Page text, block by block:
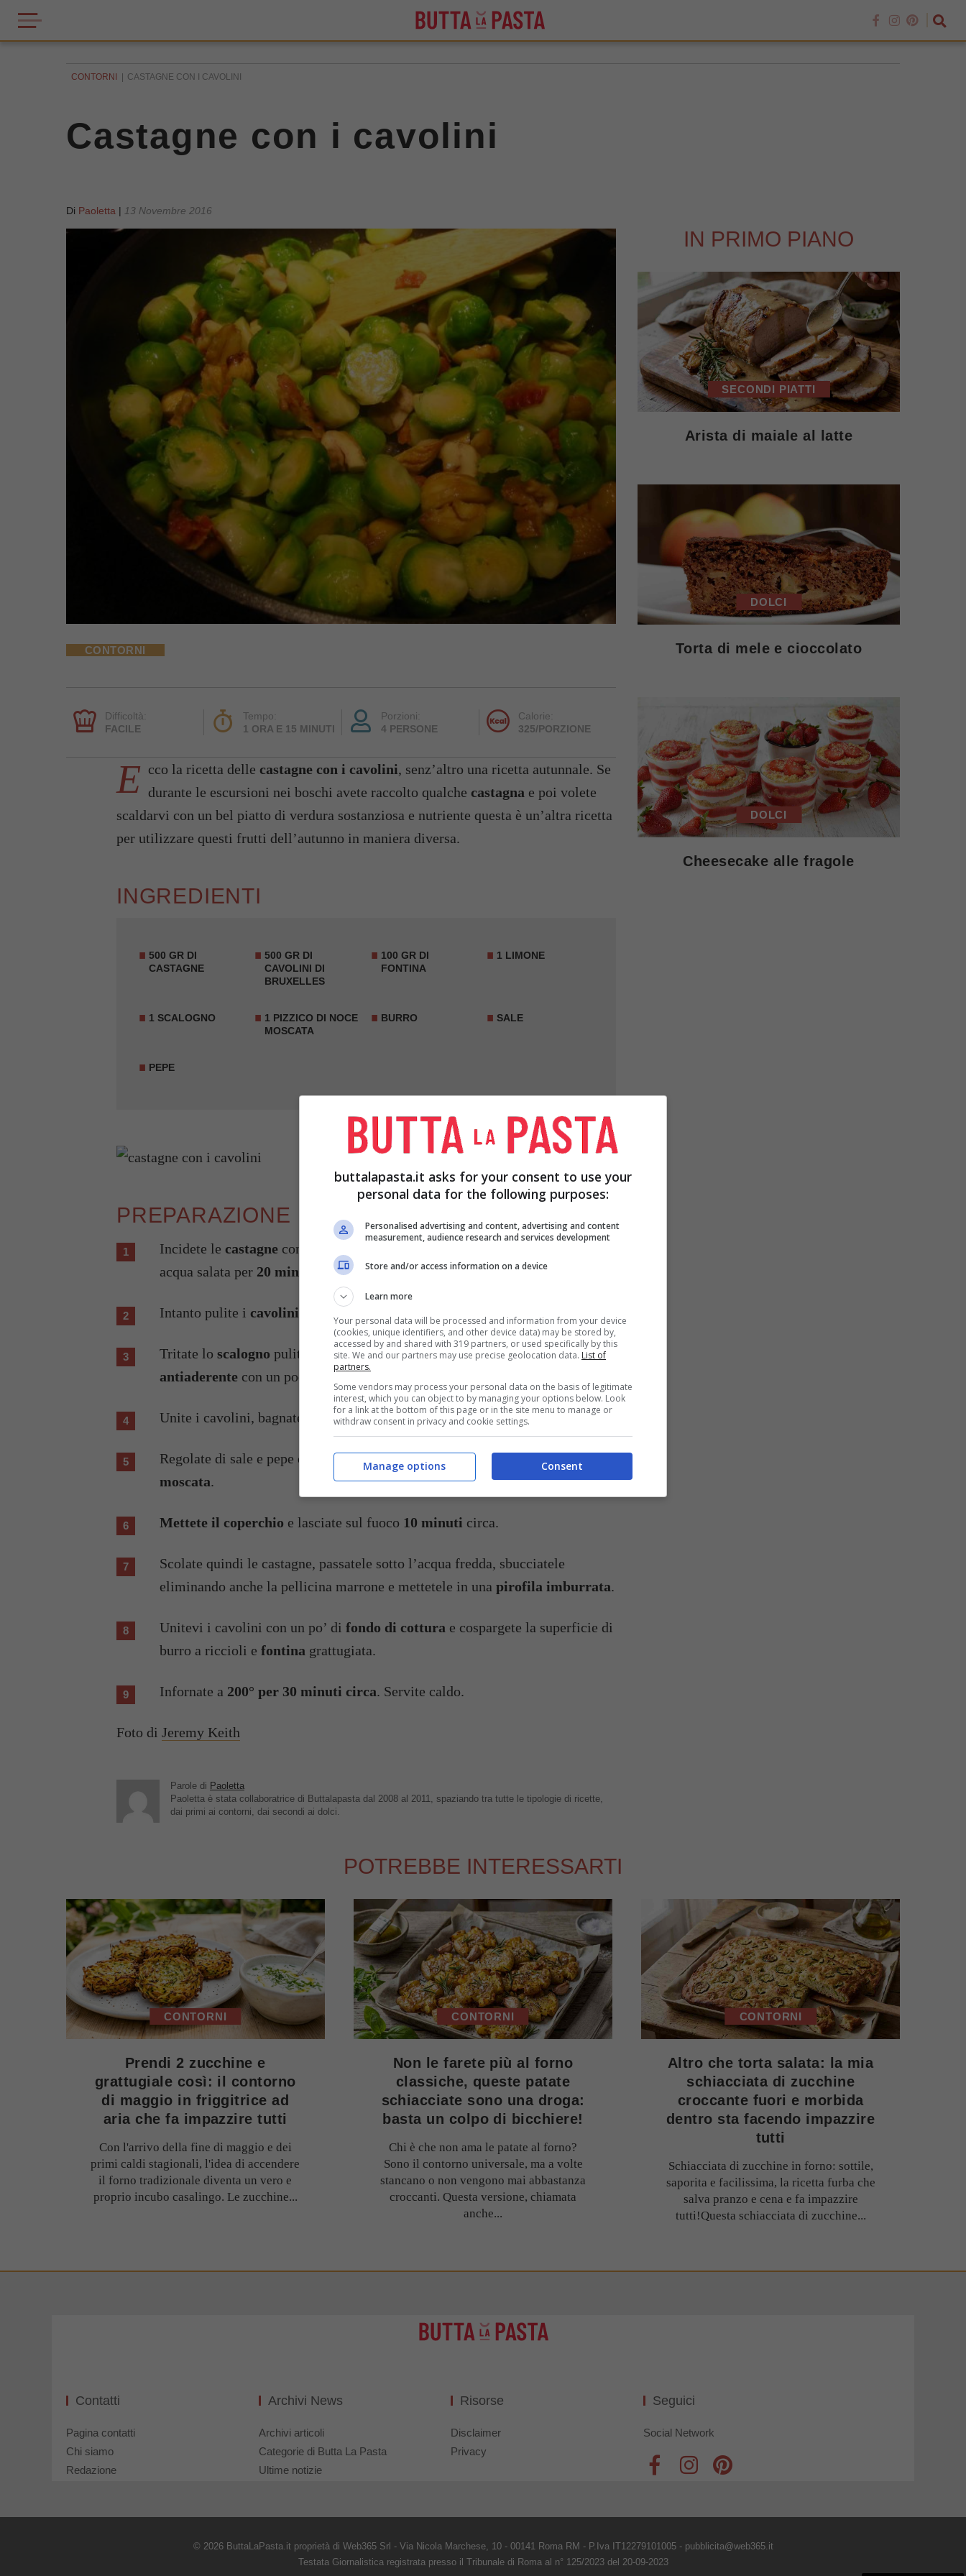
CONTORNI CASTAGNE CON I CAVOLINI
Castagne con i cavolini
Di Paoletta | 13 Novembre 2016
CONTORNI
Difficoltà:
FACILE
Tempo:
1 ORA E 15 MINUTI
Porzioni:
4 PERSONE
Calorie:
325/PORZIONE
E cco la ricetta delle castagne con i cavolini, senz’altro una ricetta autunnale. Se
durante le escursioni nei boschi avete raccolto qualche castagna e poi volete
scaldarvi con un bel piatto di verdura sostanziosa e nutriente questa è un’altra ricetta
per utilizzare questi frutti dell’autunno in maniera diversa.
INGREDIENTI
500 GR DI
CASTAGNE
500 GR DI
CAVOLINI DI
BRUXELLES
100 GR DI
FONTINA
1 LIMONE
1 SCALOGNO
1 PIZZICO DI NOCE
MOSCATA
BURRO SALE
PEPE
PREPARAZIONE
Incidete le castagne con un coltellino o con
acqua salata per 20 minuti
Intanto pulite i cavolini
Tritate lo scalogno pulito e mettetelo ad appassire in unapentola
antiaderente con un poco di burro.
Unite i cavolini, bagnate con il succo dilimonee mezzo bicchiere di acqua.
Regolate di sale e pepe e aromatizzatecon una spolverizzata di
moscata.
Mettete il coperchio e lasciate sul fuoco 10 minuti circa.
Scolate quindi le castagne, passatele sotto l’acqua fredda, sbucciatele
eliminando anche la pellicina marrone e mettetele in una pirofila imburrata.
Unitevi i cavolini con un po’ di fondo di cottura e cospargete la superficie di
burro a riccioli e fontina grattugiata.
Infornate a 200° per 30 minuti circa. Servite caldo.
Foto di Jeremy Keith
Parole di Paoletta
Paoletta è stata collaboratrice di Buttalapasta dal 2008 al 2011, spaziando tra tutte le tipologie di ricette,
dai primi ai contorni, dai secondi ai dolci.
IN PRIMO PIANO
SECONDI PIATTI
Arista di maiale al latte
DOLCI
Torta di mele e cioccolato
DOLCI
Cheesecake alle fragole
POTREBBE INTERESSARTI
CONTORNI
Prendi 2 zucchine e
grattugiale così: il contorno
di maggio in friggitrice ad
aria che fa impazzire tutti
Con l'arrivo della fine di maggio e dei
primi caldi stagionali, l'idea di accendere
il forno tradizionale diventa un vero e
proprio incubo casalingo. Le zucchine...
CONTORNI
Non le farete più al forno
classiche, queste patate
schiacciate sono una droga:
basta un colpo di bicchiere!
Chi è che non ama le patate al forno?
Sono il contorno universale, ma a volte
stancano o non vengono mai abbastanza
croccanti. Questa versione, chiamata
anche...
CONTORNI
Altro che torta salata: la mia
schiacciata di zucchine
croccante fuori e morbida
dentro sta facendo impazzire
tutti
Schiacciata di zucchine in forno: sottile,
saporita e facilissima, la ricetta furba che
salva pranzo e cena e fa impazzire
tutti!Questa schiacciata di zucchine...
Contatti
Pagina contatti
Chi siamo
Redazione
Archivi News
Archivi articoli
Categorie di Butta La Pasta
Ultime notizie
Risorse
Disclaimer
Privacy
Seguici
Social Network
© 2026 ButtaLaPasta.it proprietà di Web365 Srl - Via Nicola Marchese, 10 - 00141 Roma RM - P.Iva IT12279101005 - pubblicita@web365.it
Testata Giornalistica registrata presso il Tribunale di Roma al n° 125/2023 del 20-09-2023
buttalapasta.it asks for your consent to use your
personal data for the following purposes:
Personalised advertising and content, advertising and content
measurement, audience research and services development
Store and/or access information on a device
Learn more
Your personal data will be processed and information from your device
(cookies, unique identifiers, and other device data) may be stored by,
accessed by and shared with 319 partners, or used specifically by this
site. We and our partners may use precise geolocation data. List of
partners.
Some vendors may process your personal data on the basis of legitimate
interest, which you can object to by managing your options below. Look
for a link at the bottom of this page or in the site menu to manage or
withdraw consent in privacy and cookie settings.
Consent
Manage options